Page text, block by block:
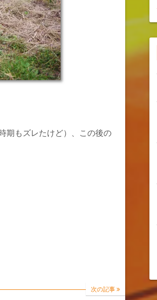
期もズレたけど）、この後の
次の記事